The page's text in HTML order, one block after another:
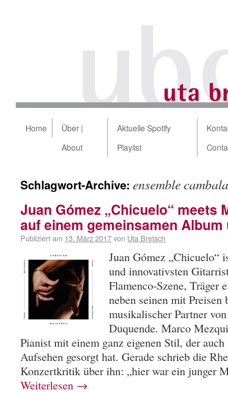
Home
Über |
About
Aktuelle Spotify
Playlist
Schlagwort-Archive: ensemble
Juan Gómez „Chicuelo“ meets
auf einem gemeinsamen
Publiziert am 13. März 2017von Uta Bretsch
Juan Gómez „Chicuelo“
und innovativsten
Flamenco-Szene, Träger
neben seinen mit Preisen
musikalischer Partner
Duquende. Marco
Pianist mit einem ganz eigenen Stil, der
Aufsehen gesorgt hat. Gerade schrieb die
Konzertkritik über ihn: „hier war ein junger
Weiterlesen →